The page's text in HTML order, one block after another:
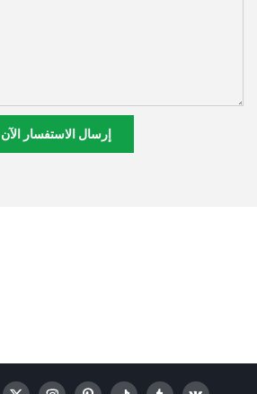
إرسال الاستفسار الآن